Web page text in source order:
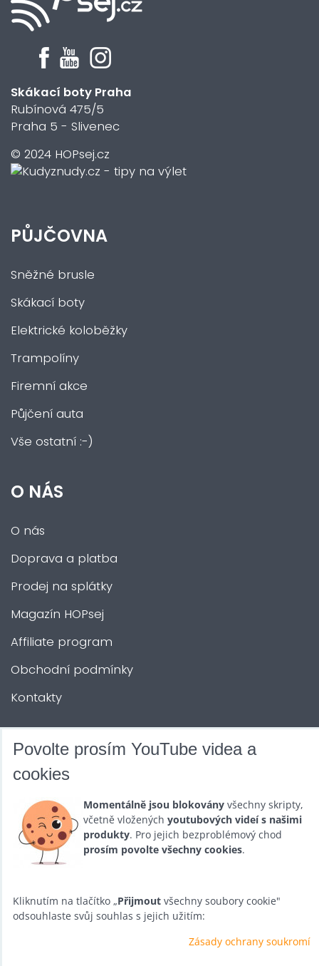
Skákací boty Praha
Rubínová 475/5
Praha 5 - Slivenec
© 2024 HOPsej.cz
PŮJČOVNA
Sněžné brusle
Skákací boty
Elektrické koloběžky
Trampolíny
Firemní akce
Půjčení auta
Vše ostatní :-)
O NÁS
O nás
Doprava a platba
Prodej na splátky
Magazín HOPsej
Affiliate program
Obchodní podmínky
Kontakty
DALŠÍ SLUŽBY
Půjčovna
Promotéři
Kurzy a setkání
Velkoobchod
Nabídka práce
Povolte prosím YouTube videa a
cookies
Momentálně jsou blokovány všechny skripty,
včetně vložených youtubových videí s našimi
produkty. Pro jejich bezproblémový chod
prosím povolte všechny cookies.
Kliknutím na tlačítko „Přijmout všechny soubory cookie"
odsouhlaste svůj souhlas s jejich užitím:
Zásady ochrany soukromí